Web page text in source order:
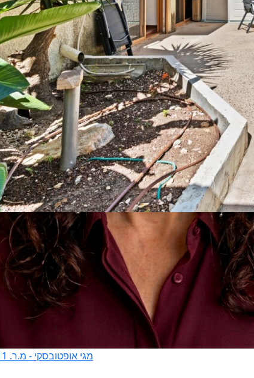
מגי אופטובסקי - מ.ר. 3254111